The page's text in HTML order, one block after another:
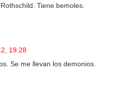
Tiene bemoles.
19:28
Se me llevan los demonios.